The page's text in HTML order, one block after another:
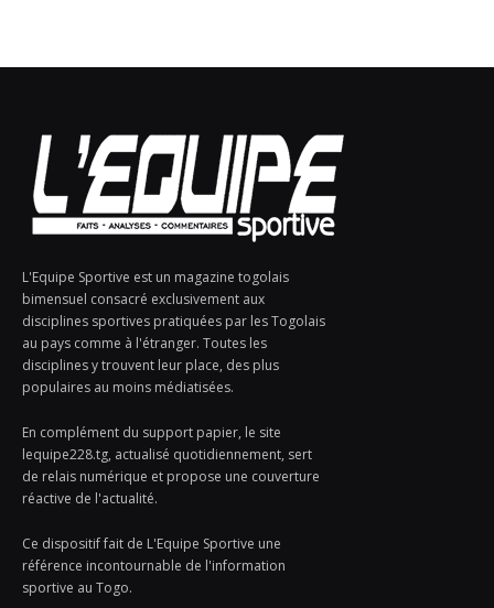
L'Equipe Sportive est un magazine togolais
bimensuel consacré exclusivement aux
disciplines sportives pratiquées par les Togolais
au pays comme à l'étranger. Toutes les
disciplines y trouvent leur place, des plus
populaires au moins médiatisées.
En complément du support papier, le site
lequipe228.tg, actualisé quotidiennement, sert
de relais numérique et propose une couverture
réactive de l'actualité.
Ce dispositif fait de L'Equipe Sportive une
référence incontournable de l'information
sportive au Togo.